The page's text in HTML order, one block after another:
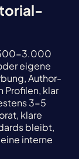
3.000
eigene
Author-
Profilen, klar
3-5
klare
bleibt,
interne